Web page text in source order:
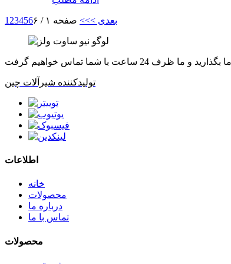
1 23456 بعدی >>> صفحه ۱ / ۶
تولیدکننده شیرآلات چین
اطلاعات
خانه
محصولات
درباره ما
تماس با ما
محصولات